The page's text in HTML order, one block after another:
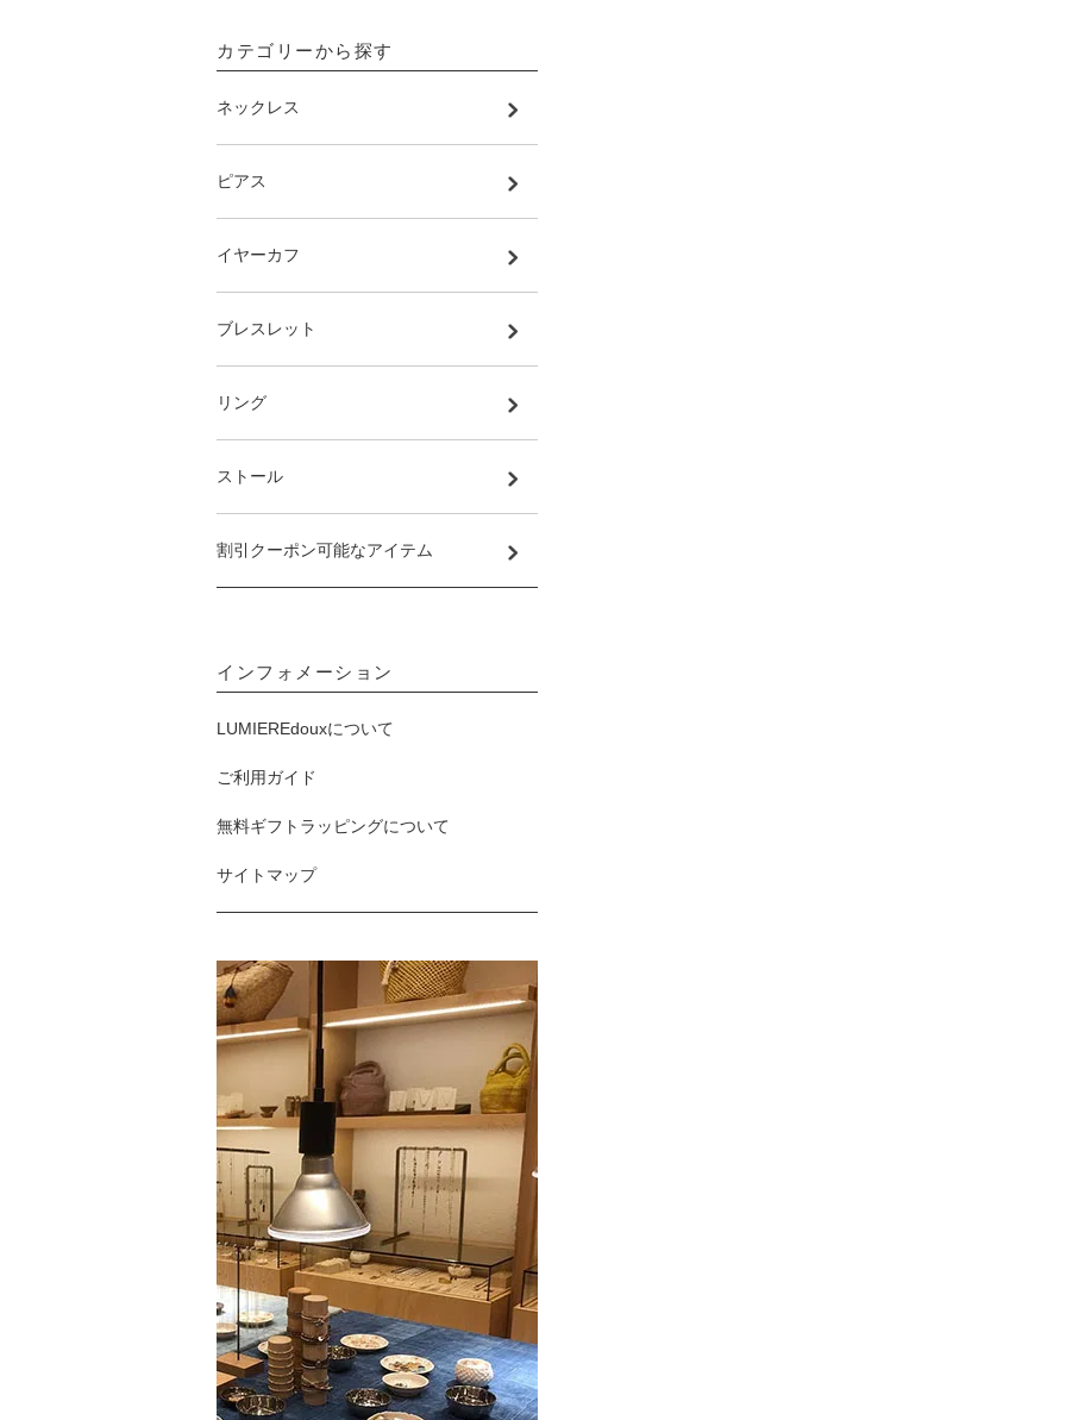
カテゴリーから探す
ネックレス
ピアス
イヤーカフ
ブレスレット
リング
ストール
割引クーポン可能なアイテム
インフォメーション
LUMIEREdouxについて
ご利用ガイド
無料ギフトラッピングについて
サイトマップ